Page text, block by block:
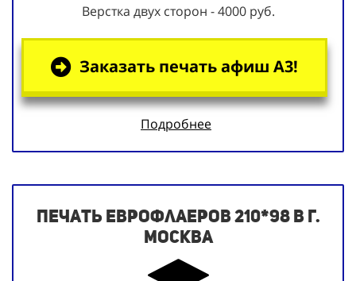
Верстка двух сторон - 4000 руб.
Заказать печать афиш А3!
Подробнее
Печать еврофлаеров 210*98 в г.
Москва